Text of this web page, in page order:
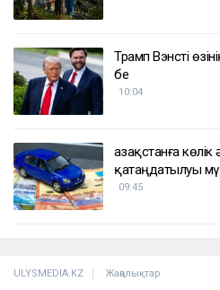
Қазақстанда
бір қылмыстық
Дрон, GIS және
ғалымдардың
бе